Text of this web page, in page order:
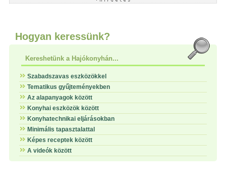
Hogyan keressünk?
Kereshetünk a Hajókonyhán...
Szabadszavas eszközökkel
Tematikus gyűjteményekben
Az alapanyagok között
Konyhai eszközök között
Konyhatechnikai eljárásokban
Minimális tapasztalattal
Képes receptek között
A videók között